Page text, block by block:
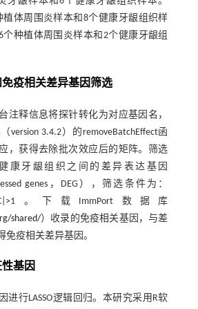
植体周围炎样本和8个健康牙龈组织样
6个种植体周围炎样本和2个健康牙龈组
疫相关差异基因筛选
注释信息将探针转化为对应基因名，
version 3.4.2）的removeBatchEffect函
，获得去除批次效应后的矩阵。筛选
康牙龈组织之间的差异表达基因
genes，DEG），筛选条件为：
。下载ImmPort数据库
shared/）收录的免疫相关基因，与差
疫相关差异基因。
基因
进行LASSO逻辑回归。本研究采用R软